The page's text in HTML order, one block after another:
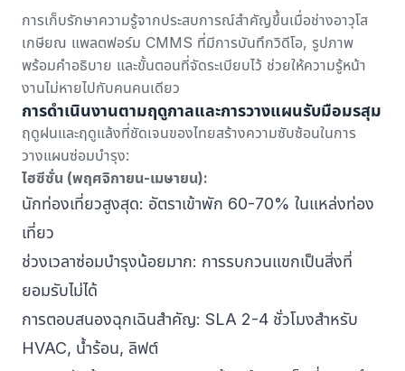
การเก็บรักษาความรู้จากประสบการณ์สำคัญขึ้นเมื่อช่างอาวุโส
เกษียณ แพลตฟอร์ม CMMS ที่มีการบันทึกวิดีโอ, รูปภาพ
พร้อมคำอธิบาย และขั้นตอนที่จัดระเบียบไว้ ช่วยให้ความรู้หน้า
งานไม่หายไปกับคนคนเดียว
การดำเนินงานตามฤดูกาลและการวางแผนรับมือมรสุม
ฤดูฝนและฤดูแล้งที่ชัดเจนของไทยสร้างความซับซ้อนในการ
วางแผนซ่อมบำรุง:
ไฮซีซั่น (พฤศจิกายน-เมษายน):
นักท่องเที่ยวสูงสุด: อัตราเข้าพัก 60-70% ในแหล่งท่อง
เที่ยว
ช่วงเวลาซ่อมบำรุงน้อยมาก: การรบกวนแขกเป็นสิ่งที่
ยอมรับไม่ได้
การตอบสนองฉุกเฉินสำคัญ: SLA 2-4 ชั่วโมงสำหรับ
HVAC, น้ำร้อน, ลิฟต์